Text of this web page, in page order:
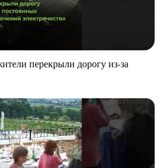
перекрыли дорогу из-за